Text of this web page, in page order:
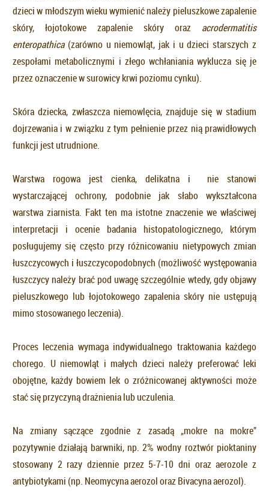
dzieci w młodszym wieku wymienić należy pieluszkowe zapalenie
skóry, łojotokowe zapalenie skóry oraz acrodermatitis
enteropathica(zarówno u niemowląt, jak i u dzieci starszych z
zespołami metabolicznymi i złego wchłaniania wyklucza się je
przez oznaczenie w surowicy krwi poziomu cynku).
Skóra dziecka, zwłaszcza niemowlęcia, znajduje się w stadium
dojrzewania i w związku z tym pełnienie przez nią prawidłowych
funkcji jest utrudnione.
Warstwa rogowa jest cienka, delikatna i nie stanowi
wystarczającej ochrony, podobnie jak słabo wykształcona
warstwa ziarnista. Fakt ten ma istotne znaczenie we właściwej
interpretacji i ocenie badania histopatologicznego, którym
posługujemy się często przy różnicowaniu nietypowych zmian
łuszczycowych i łuszczycopodobnych (możliwość występowania
łuszczycy należy brać pod uwagę szczególnie wtedy, gdy objawy
pieluszkowego lub łojotokowego zapalenia skóry nie ustępują
mimo stosowanego leczenia).
Proces leczenia wymaga indywidualnego traktowania każdego
chorego. U niemowląt i małych dzieci należy preferować leki
obojętne, każdy bowiem lek o zróżnicowanej aktywności może
stać się przyczyną drażnienia lub uczulenia.
Na zmiany sączące zgodnie z zasadą „mokre na mokre”
pozytywnie działają barwniki, np. 2% wodny roztwór pioktaniny
stosowany 2 razy dziennie przez 5-7-10 dni oraz aerozole z
antybiotykami (np. Neomycyna aerozol oraz Bivacyna aerozol).